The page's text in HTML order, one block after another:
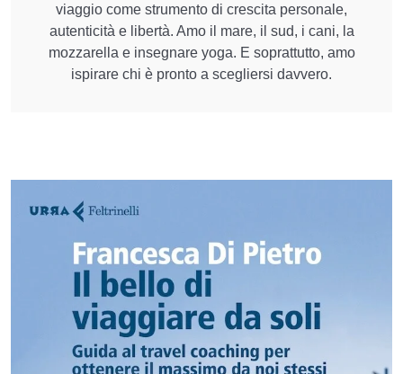
viaggio come strumento di crescita personale,
autenticità e libertà. Amo il mare, il sud, i cani, la
mozzarella e insegnare yoga. E soprattutto, amo
ispirare chi è pronto a scegliersi davvero.